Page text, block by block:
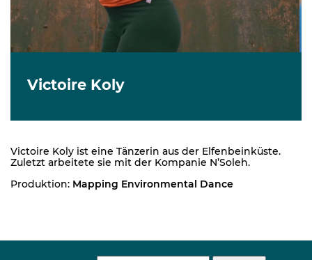
Victoire Koly
Victoire Koly ist eine Tänzerin aus der Elfenbeinküste.
Zuletzt arbeitete sie mit der Kompanie N’Soleh.
Produktion: Mapping Environmental Dance